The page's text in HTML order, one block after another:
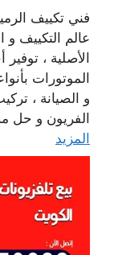
فني تكييف
عالم التكييف و
الأصلية ،
الموتورات
و الصيانة ،
الفريون و حل
المزيد